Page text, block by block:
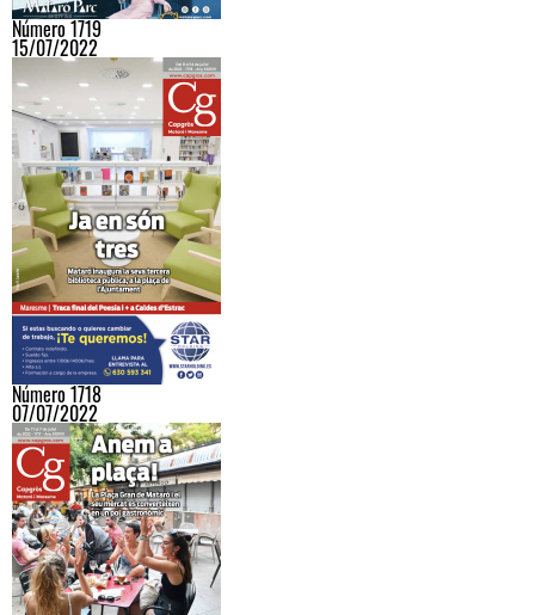
Número 1719
15/07/2022
Número 1718
07/07/2022